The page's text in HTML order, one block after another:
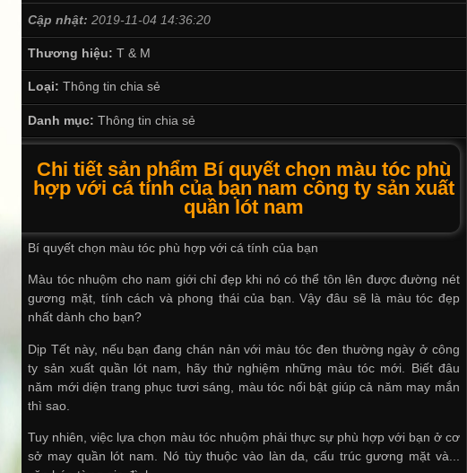
Cập nhật: 2019-11-04 14:36:20
Thương hiệu:T & M
Loại: Thông tin chia sẻ
Danh mục: Thông tin chia sẻ
Chi tiết sản phẩm Bí quyết chọn màu tóc phù
hợp với cá tính của bạn nam công ty sản xuất
quần lót nam
Bí quyết chọn màu tóc phù hợp với cá tính của bạn
Màu tóc nhuộm cho nam giới chỉ đẹp khi nó có thể tôn lên được đường nét
gương mặt, tính cách và phong thái của bạn. Vậy đâu sẽ là màu tóc đẹp
nhất dành cho bạn?
Dịp Tết này, nếu bạn đang chán nản với màu tóc đen thường ngày ở công
ty sản xuất quần lót nam , hãy thử nghiệm những màu tóc mới. Biết đâu
năm mới diện trang phục tươi sáng, màu tóc nổi bật giúp cả năm may mắn
thì sao.
Tuy nhiên, việc lựa chọn màu tóc nhuộm phải thực sự phù hợp với bạn ở cơ
sở may quần lót nam . Nó tùy thuộc vào làn da, cấu trúc gương mặt và...